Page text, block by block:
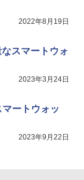
2022年8月19日
スマートウォ
2023年3月24日
ートウォッ
2023年9月22日